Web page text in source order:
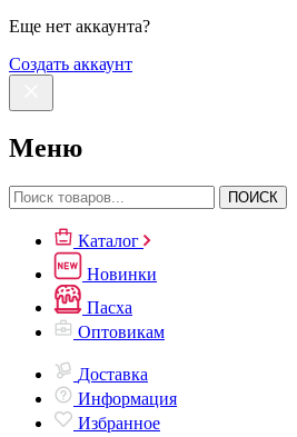
Еще нет аккаунта?
Создать аккаунт
Меню
ПОИСК
Каталог
Новинки
Пасха
Оптовикам
Доставка
Информация
Избранное